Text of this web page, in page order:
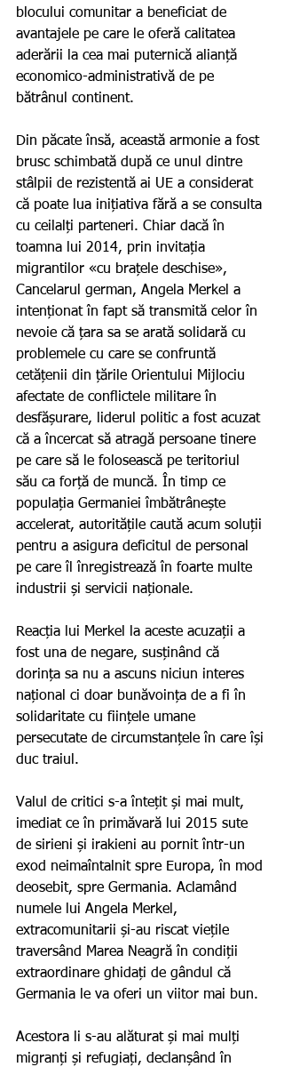
blocului comunitar a beneficiat de
avantajele pe care le oferă calitatea
aderării la cea mai puternică alianță
economico-administrativă de pe
bătrânul continent.
Din păcate însă, această armonie a fost
brusc schimbată după ce unul dintre
stâlpii de rezistentă ai UE a considerat
că poate lua inițiativa fără a se consulta
cu ceilalți parteneri. Chiar dacă în
toamna lui 2014, prin invitația
migrantilor «cu brațele deschise»,
Cancelarul german, Angela Merkel a
intenționat în fapt să transmită celor în
nevoie că țara sa se arată solidară cu
problemele cu care se confruntă
cetățenii din țările Orientului Mijlociu
afectate de conflictele militare în
desfășurare, liderul politic a fost acuzat
că a încercat să atragă persoane tinere
pe care să le folosească pe teritoriul
său ca forță de muncă. În timp ce
populația Germaniei îmbătrânește
accelerat, autoritățile caută acum soluții
pentru a asigura deficitul de personal
pe care îl înregistrează în foarte multe
industrii și servicii naționale.
Reacția lui Merkel la aceste acuzații a
fost una de negare, susținând că
dorința sa nu a ascuns niciun interes
național ci doar bunăvoința de a fi în
solidaritate cu ființele umane
persecutate de circumstanțele în care își
duc traiul.
Valul de critici s-a întețit și mai mult,
imediat ce în primăvară lui 2015 sute
de sirieni și irakieni au pornit într-un
exod neimaîntalnit spre Europa, în mod
deosebit, spre Germania. Aclamând
numele lui Angela Merkel,
extracomunitarii și-au riscat viețile
traversând Marea Neagră în condiții
extraordinare ghidați de gândul că
Germania le va oferi un viitor mai bun.
Acestora li s-au alăturat și mai mulți
migranți și refugiați, declanșând în